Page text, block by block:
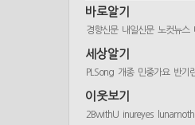
바로알기
경향신문 내일신문 노컷뉴스
세상알기
PLSong 개종 민중가요 반기
이웃보기
2BwithU inureyes lunamoth